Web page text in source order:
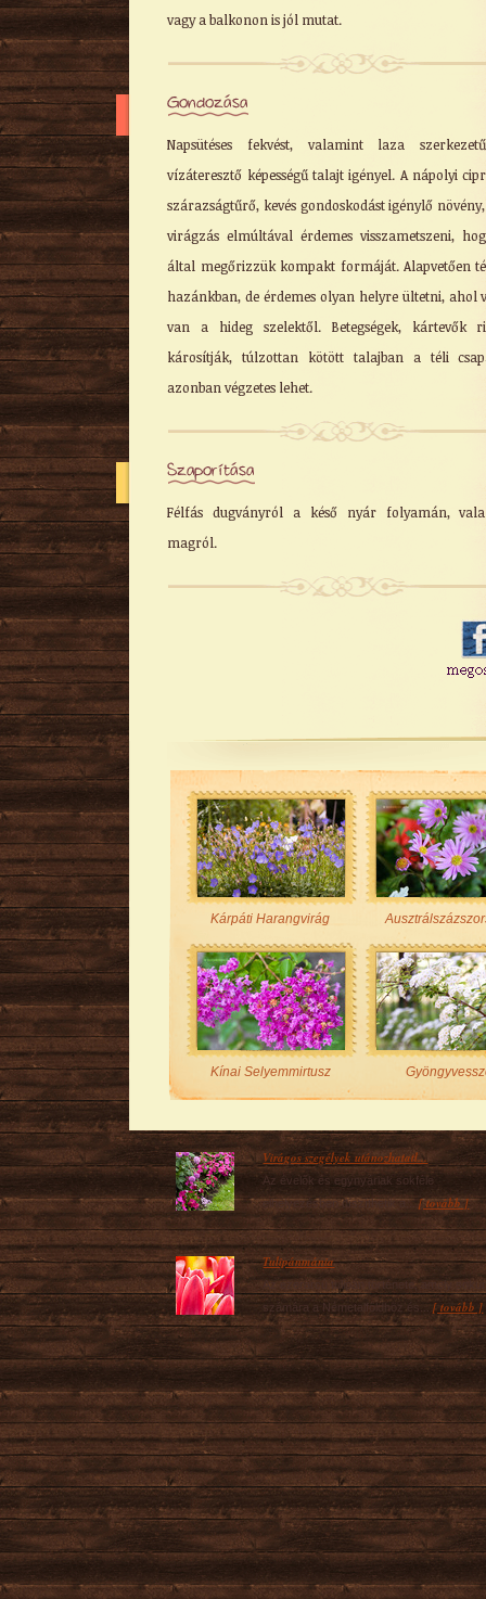
vagy a balkonon is jól mutat.
Gondozása
Napsütéses fekvést, valamint laza
vízáteresztő képességű talajt igényel. A nápolyi
szárazságtűrő, kevés gondoskodást igénylő
virágzás elmúltával érdemes visszametszeni,
által megőrizzük kompakt formáját. Alapvetően
hazánkban, de érdemes olyan helyre ültetni, ahol
van a hideg szelektől. Betegségek, kártevők
károsítják, túlzottan kötött talajban a téli
azonban végzetes lehet.
Szaporítása
Félfás dugványról a késő nyár folyamán,
magról.
Kárpáti Harangvirág
Kínai Selyemmirtusz
Virágos szegélyek utánozhatatl...
Az évelők és egynyáriak sokféle
elhelyezésben díszíthetik a...[ tovább ]
Tulipánmánia
Az ezerarcú tulipán története, amely
számára a Németalföldhöz és...[ tovább ]